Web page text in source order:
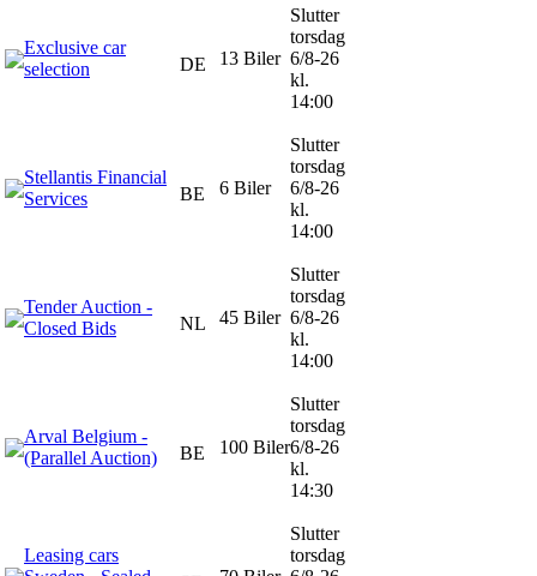
Exclusive car
selection
DE 13 Biler
Slutter
torsdag
6/8-26
kl.
14:00
Stellantis Financial
Services
BE 6 Biler
Slutter
torsdag
6/8-26
kl.
14:00
Tender Auction -
Closed Bids
NL 45 Biler
Slutter
torsdag
6/8-26
kl.
14:00
Arval Belgium -
(Parallel Auction)
BE 100 Biler
Slutter
torsdag
6/8-26
kl.
14:30
Leasing cars
Slutter
torsdag